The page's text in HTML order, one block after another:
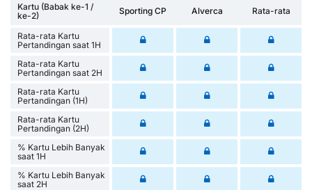
Kartu (Babak ke-1 /
ke-2)
Sporting CP Alverca Rata-rata
Rata-rata Kartu
Pertandingan saat 1H
Rata-rata Kartu
Pertandingan saat 2H
Rata-rata Kartu
Pertandingan (1H)
Rata-rata Kartu
Pertandingan (2H)
% Kartu Lebih Banyak
saat 1H
% Kartu Lebih Banyak
saat 2H